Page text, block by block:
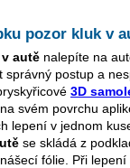
pozor kluk v
autě nalepíte na
postup a
3D
na svém povrchu
lepení v jednom
se skládá z
fólie. Při